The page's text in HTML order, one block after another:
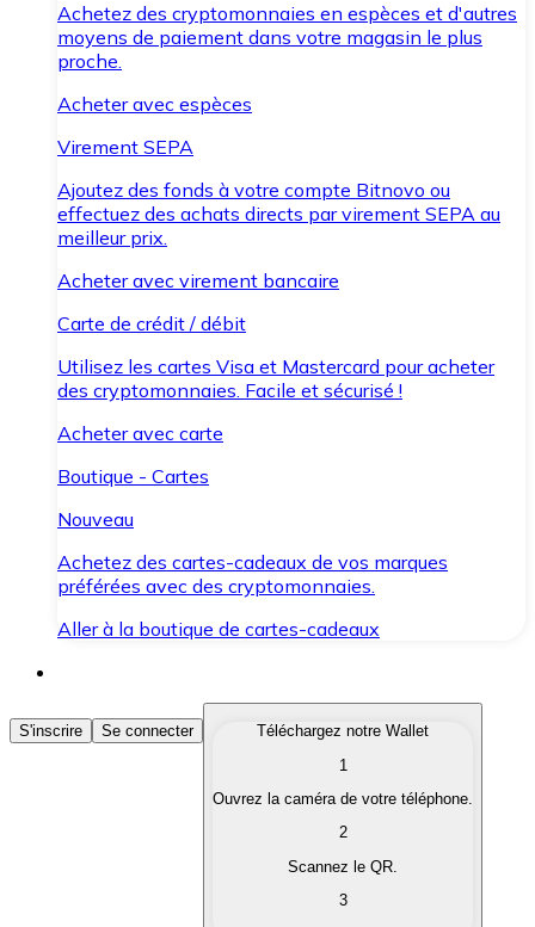
Achetez des cryptomonnaies en espèces et d'autres
moyens de paiement dans votre magasin le plus
proche.
Acheter avec espèces
Virement SEPA
Ajoutez des fonds à votre compte Bitnovo ou
effectuez des achats directs par virement SEPA au
meilleur prix.
Acheter avec virement bancaire
Carte de crédit / débit
Utilisez les cartes Visa et Mastercard pour acheter
des cryptomonnaies. Facile et sécurisé !
Acheter avec carte
Boutique - Cartes
Nouveau
Achetez des cartes-cadeaux de vos marques
préférées avec des cryptomonnaies.
Aller à la boutique de cartes-cadeaux
Acheter des Cryptomonnaies
Achetez les cryptomonnaies qui vous intéressent
Convertissez vos cryptomonnaies en monnaie
S'inscrire Se connecter
Téléchargez notre Wallet
1
Ouvrez la caméra de votre téléphone.
2
Scannez le QR.
3